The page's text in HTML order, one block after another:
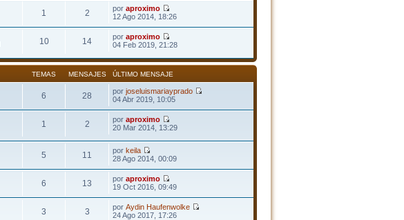
1 2 poraproximo
12 Ago 2014, 18:26
10 14 poraproximo
04 Feb 2019, 21:28
TEMAS MENSAJES ÚLTIMO MENSAJE
6 28 porjoseluismariayprado
04 Abr 2019, 10:05
1 2 poraproximo
20 Mar 2014, 13:29
5 11 porkeila
28 Ago 2014, 00:09
6 13 poraproximo
19 Oct 2016, 09:49
3 3 porAydin Haufenwolke
24 Ago 2017, 17:26